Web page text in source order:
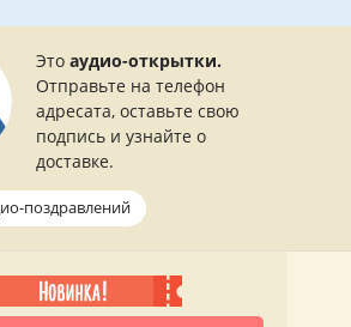
Это аудио-открытки.
Отправьте на телефон
адресата, оставьте свою
подпись и узнайте о
доставке.
поздравлений